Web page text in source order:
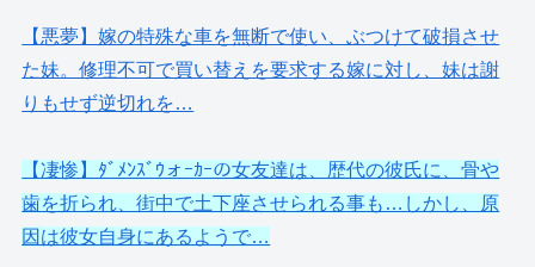
【悪夢】嫁の特殊な車を無断で使い、ぶつけて破損させ
た妹。修理不可で買い替えを要求する嫁に対し、妹は謝
りもせず逆切れを…
【凄惨】ﾀﾞﾒﾝｽﾞｳォｰｶｰの女友達は、歴代の彼氏に、骨や
歯を折られ、街中で土下座させられる事も…しかし、原
因は彼女自身にあるようで…